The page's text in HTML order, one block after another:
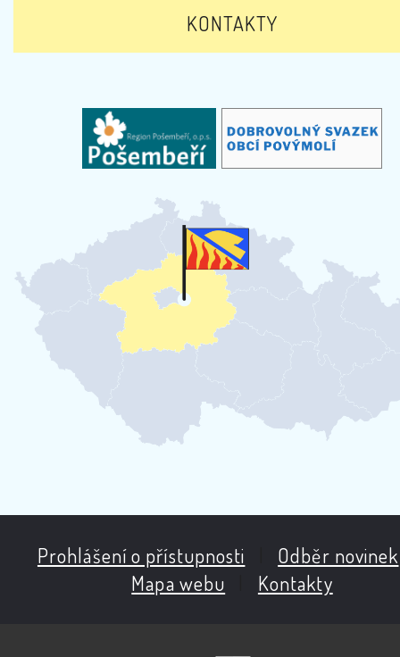
KONTAKTY
Prohlášení o přístupnosti Odběr novinek
Mapa webu
Kontakty